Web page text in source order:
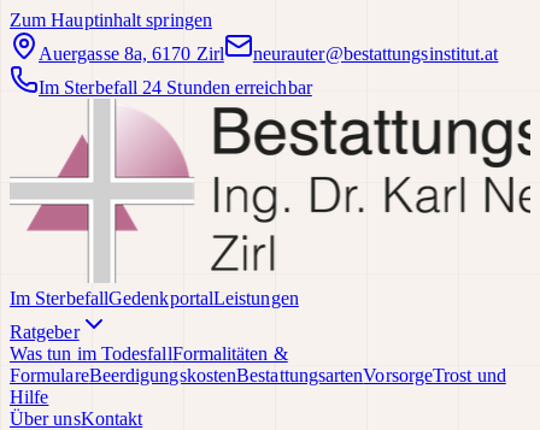
Zum Hauptinhalt springen
Auergasse 8a, 6170 Zirl
neurauter@bestattungsinstitut.at
Im Sterbefall 24 Stunden erreichbar
Im SterbefallGedenkportalLeistungen
Ratgeber
Was tun im TodesfallFormalitäten &
FormulareBeerdigungskostenBestattungsartenVorsorgeTrost und
Hilfe
Über unsKontakt